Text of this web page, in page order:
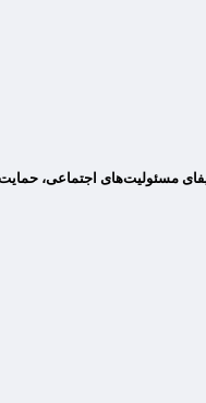
مسئولیت‌های اجتماعی،